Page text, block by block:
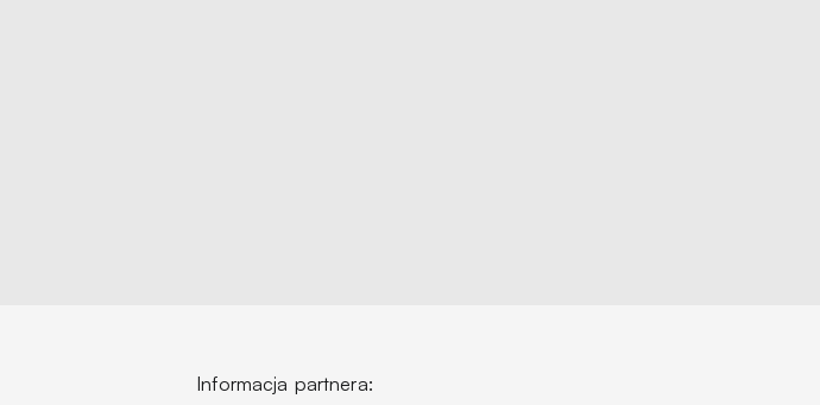
Informacja partnera: